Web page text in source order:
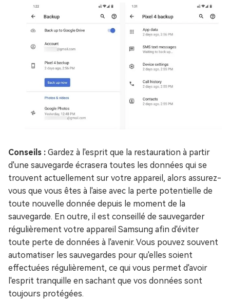
Conseils : Gardez à l'esprit que la restauration à partir
d'une sauvegarde écrasera toutes les données qui se
trouvent actuellement sur votre appareil, alors assurez-
vous que vous êtes à l'aise avec la perte potentielle de
toute nouvelle donnée depuis le moment de la
sauvegarde. En outre, il est conseillé de sauvegarder
régulièrement votre appareil Samsung afin d'éviter
toute perte de données à l'avenir. Vous pouvez souvent
automatiser les sauvegardes pour qu'elles soient
effectuées régulièrement, ce qui vous permet d'avoir
l'esprit tranquille en sachant que vos données sont
toujours protégées.